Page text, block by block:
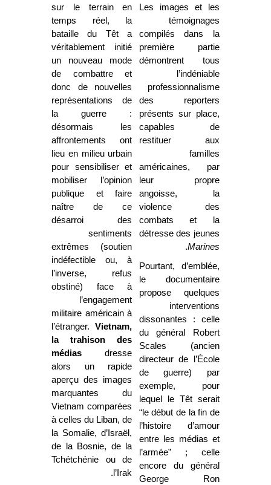
Les images et les
témoignages
compilés dans la
première partie
démontrent tous
l’indéniable
professionnalisme
des reporters
présents sur place,
capables de
restituer aux
familles
américaines, par
leur propre
angoisse, la
violence des
combats et la
détresse des jeunes
Marines
.
Pourtant, d’emblée,
le documentaire
propose quelques
interventions
dissonantes : celle
du général Robert
Scales (ancien
directeur de l’École
de guerre) par
exemple, pour
lequel le Têt serait
“le début de la fin de
l’histoire d’amour
entre les médias et
l’armée” ; celle
encore du général
George Ron
sur le terrain en
temps réel, la
bataille du Têt a
véritablement initié
un nouveau mode
de combattre et
donc de nouvelles
représentations de
la guerre :
désormais les
affrontements ont
lieu en milieu urbain
pour sensibiliser et
mobiliser l’opinion
publique et faire
naître de ce
désarroi des
sentiments
extrêmes (soutien
indéfectible ou, à
l’inverse, refus
obstiné) face à
l’engagement
militaire américain à
l’étranger.Vietnam,
la trahison des
médias dresse
alors un rapide
aperçu des images
marquantes du
Vietnam comparées
à celles du Liban, de
la Somalie, d’Israël,
de la Bosnie, de la
Tchétchénie ou de
l’Irak.